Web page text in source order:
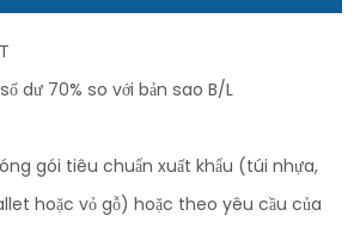
dư 70% so với bản sao B/L
gói tiêu chuẩn xuất khẩu (túi nhựa,
hoặc vỏ gỗ) hoặc theo yêu cầu của